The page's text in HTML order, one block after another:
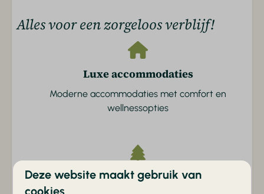
Parkeerplaats
Parkvoorzieningen
Buitenzwembad
Buitenspeeltuin
Kinderboerderij
Alles voor een zorgeloos verblijf!
Luxe accommodaties
Moderne accommodaties met comfort en
wellnessopties
Unieke natuurbeleving
Deze website maakt gebruik van
cookies